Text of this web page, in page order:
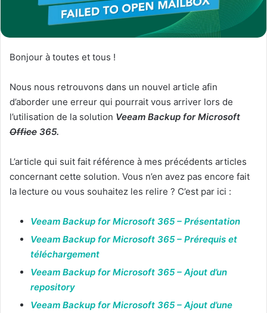
Bonjour à toutes et tous !
Nous nous retrouvons dans un nouvel article afin
d’aborder une erreur qui pourrait vous arriver lors de
l’utilisation de la solution Veeam Backup for Microsoft
Office 365.
L’article qui suit fait référence à mes précédents articles
concernant cette solution. Vous n’en avez pas encore fait
la lecture ou vous souhaitez les relire ? C’est par ici :
Veeam Backup for Microsoft 365 – Présentation
Veeam Backup for Microsoft 365 – Prérequis et
téléchargement
Veeam Backup for Microsoft 365 – Ajout d’un
repository
Veeam Backup for Microsoft 365 – Ajout d’une